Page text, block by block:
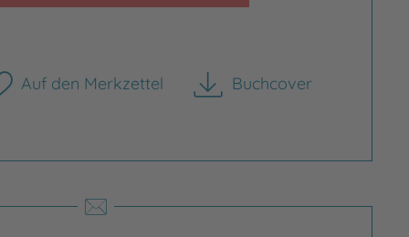
Auf den Merkzettel Buchcover
herunterladen